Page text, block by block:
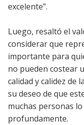
excelente”.
Luego, resaltó el
considerar que
importante para
no pueden costear
calidad y calidez de
su deseo de que
muchas personas
profundamente.